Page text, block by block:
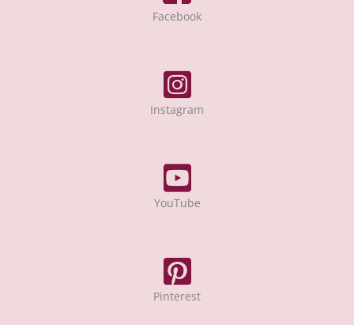
Facebook
Instagram
YouTube
Pinterest